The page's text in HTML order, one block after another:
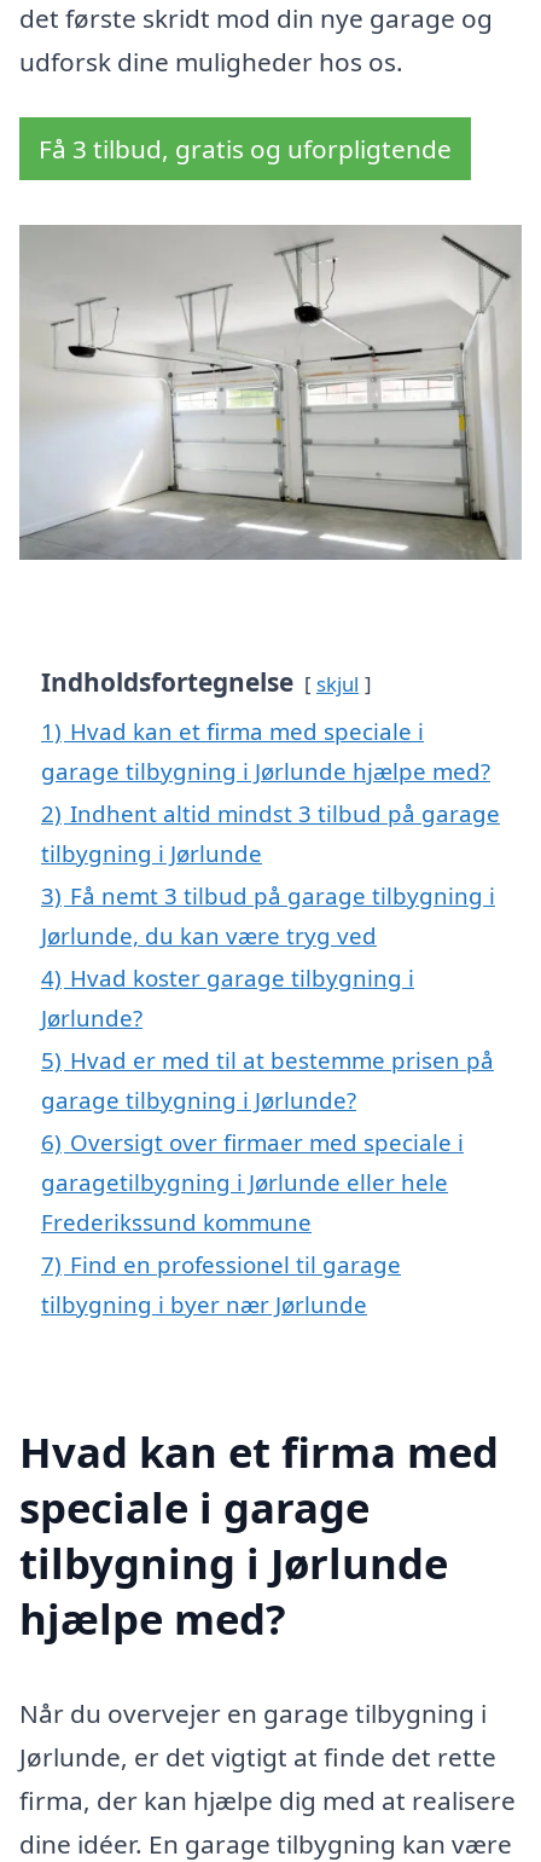
det første skridt mod din nye garage og
udforsk dine muligheder hos os.
Få 3 tilbud, gratis og uforpligtende
Indholdsfortegnelse skjul
1) Hvad kan et firma med speciale i
garage tilbygning i Jørlunde hjælpe med?
2) Indhent altid mindst 3 tilbud på garage
tilbygning i Jørlunde
3) Få nemt 3 tilbud på garage tilbygning i
Jørlunde, du kan være tryg ved
4) Hvad koster garage tilbygning i
Jørlunde?
5) Hvad er med til at bestemme prisen på
garage tilbygning i Jørlunde?
6) Oversigt over firmaer med speciale i
garagetilbygning i Jørlunde eller hele
Frederikssund kommune
7) Find en professionel til garage
tilbygning i byer nær Jørlunde
Hvad kan et firma med
speciale i garage
tilbygning i Jørlunde
hjælpe med?
Når du overvejer en garage tilbygning i
Jørlunde, er det vigtigt at finde det rette
firma, der kan hjælpe dig med at realisere
dine idéer. En garage tilbygning kan være